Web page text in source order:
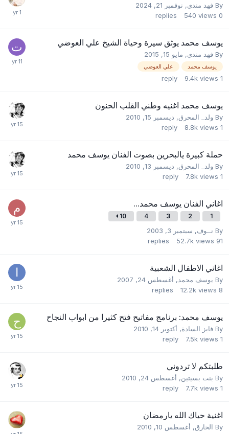
By فهد مندي, نوفمبر 21, 2024
0
replies 540 views
يوسف محمد يوثق سيرة وحياة الشيخ علي العوضي
By فهد مندي, مايو 15, 2015
يوسف محمد علي العوضي
1
reply 9.4k views
يوسف محمد اغنيه وطني القلب الحنون
By ولد_ المحرق, ديسمبر 15, 2010
1
reply 8.8k views
حملة كبيرة يالبحرين بصوت الفنان يوسف محمد
By ولد_ المحرق, ديسمبر 13, 2010
1
reply 7.8k views
اغاني الفنان يوسف محمد...
1
2
3
4
10
By نــوف, سبتمبر 3, 2003
91
replies 52.7k views
اغاني الاطفال الشعبية
By يوسف محمد, أغسطس 24, 2007
8
replies 12.2k views
يوسف محمد: برنامج مفاتيح فتح كثيرا من ابواب النجاح
By فايز السادة, أكتوبر 14, 2010
1
reply 7.5k views
طلبتكم لا تردوني
By بنت بسيتين, أغسطس 24, 2010
1
reply 7.7k views
اغنية حياك الله يارمضان
By الخارق, أغسطس 10, 2010